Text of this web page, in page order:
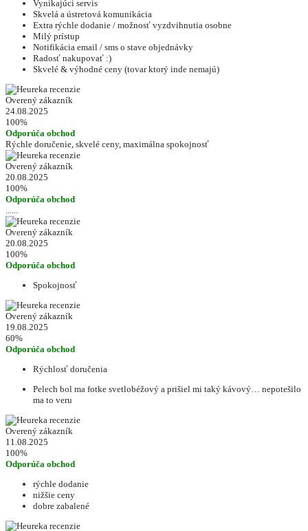
Vynikajúci servis
Skvelá a ústretová komunikácia
Extra rýchle dodanie / možnosť vyzdvihnutia osobne
Milý prístup
Notifikácia email / sms o stave objednávky
Radosť nakupovať :)
Skvelé & výhodné ceny (tovar ktorý inde nemajú)
Overený zákazník
24.08.2025
100%
Odporúča obchod
Rýchle doručenie, skvelé ceny, maximálna spokojnosť
Overený zákazník
20.08.2025
100%
Odporúča obchod
......
Overený zákazník
20.08.2025
100%
Odporúča obchod
Spokojnosť
Overený zákazník
19.08.2025
60%
Odporúča obchod
Rýchlosť doručenia
Pelech bol ma fotke svetlobéžový a prišiel mi taký kávový… nepotešilo
ma to veru
Overený zákazník
11.08.2025
100%
Odporúča obchod
rýchle dodanie
nižšie ceny
dobre zabalené